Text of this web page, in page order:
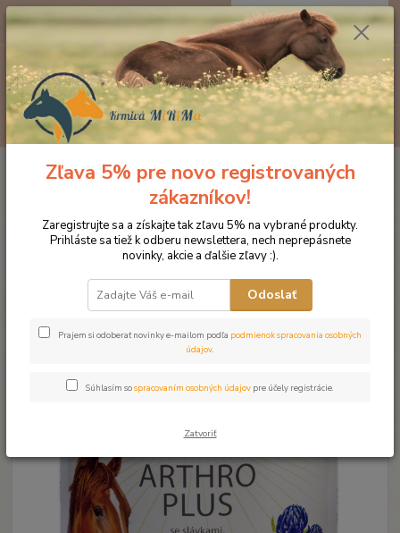
Menu
0ks
za0 €
Doplnky výživy Pohybový aparát a svaly Arthro plus
Zľava 5% pre novo registrovaných
zákazníkov!
Zaregistrujte sa a získajte tak zľavu 5% na vybrané produkty.
Prihláste sa tiež k odberu newslettera, nech neprepásnete
novinky, akcie a ďalšie zľavy :).
Odoslať
Prajem si odoberať novinky e-mailom podľa podmienok spracovania osobných
údajov.
Súhlasím sospracovaním osobných údajov pre účely registrácie.
Zatvoriť